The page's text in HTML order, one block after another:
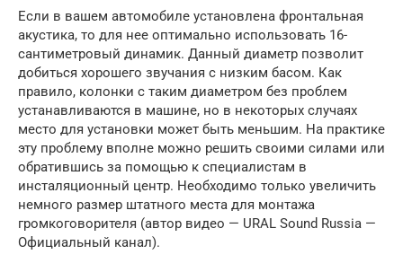
Если в вашем автомобиле установлена фронтальная
акустика, то для нее оптимально использовать 16-
сантиметровый динамик. Данный диаметр позволит
добиться хорошего звучания с низким басом. Как
правило, колонки с таким диаметром без проблем
устанавливаются в машине, но в некоторых случаях
место для установки может быть меньшим. На практике
эту проблему вполне можно решить своими силами или
обратившись за помощью к специалистам в
инсталяционный центр. Необходимо только увеличить
немного размер штатного места для монтажа
громкоговорителя (автор видео — URAL Sound Russia —
Официальный канал).